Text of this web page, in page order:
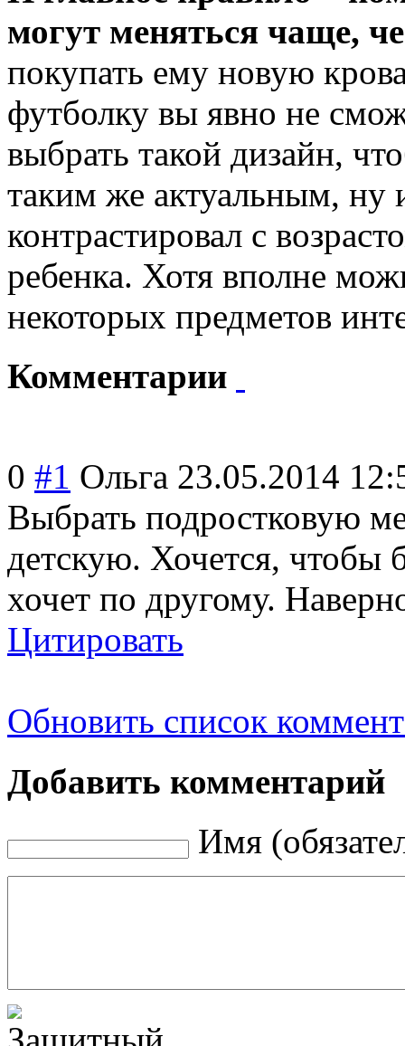
могут меняться чаще,
покупать ему новую
футболку вы явно не
выбрать такой дизайн,
таким же актуальным, ну
контрастировал с
ребенка. Хотя вполне
некоторых предметов
Комментарии
0 #1 Ольга 23.05.2014
Выбрать подростковую
детскую. Хочется, чтобы
хочет по другому.
Цитировать
Обновить список
Добавить комментарий
Имя